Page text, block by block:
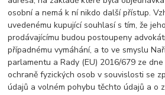
osobní a nemá k ní nikdo další přístup.
uvedenému kupující souhlasí s tím, že
prodávajícímu budou postoupeny
případnému vymáhání, a to ve smyslu
parlamentu a Rady (EU) 2016/679 ze
ochraně fyzických osob v souvislosti se
údajů a volném pohybu těchto údajů a o